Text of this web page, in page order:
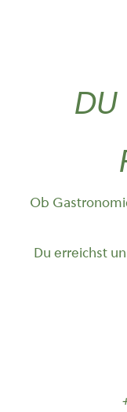
DU
Ob
Du erreichst